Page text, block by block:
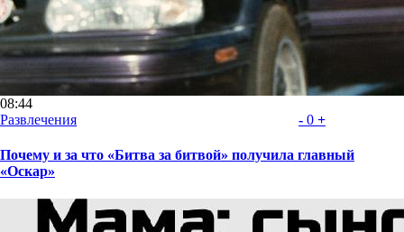
08:44
Развлечения
- 0 +
Почему и за что «Битва за битвой» получила главный
«Оскар»